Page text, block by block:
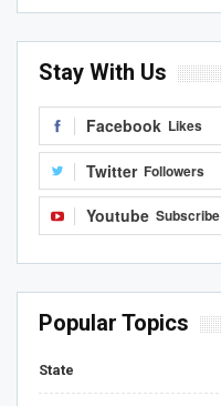
Stay With Us
Facebook Likes
Twitter Followers
Youtube Subscribe
Popular Topics
State